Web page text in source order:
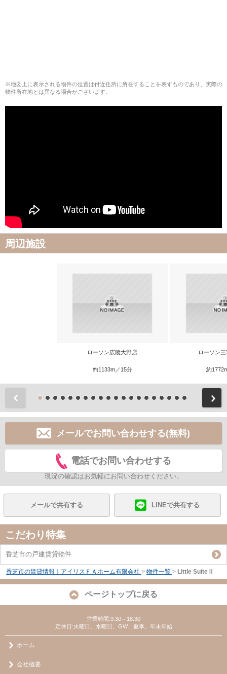
※地図上に表示される物件の位置は付近住所に所在することを表すものであり、実際の
物件所在地とは異なる場合がございます。
周辺施設
ローソン広陵大野店
約1133m／15分
ローソン
約
メールでお問い合わせする(無料)
電話でお問い合わせする
現況の確認はお気軽にお問い合わせください。
メールで共有する LINEで共有する
こだわり特集
香芝市の戸建賃貸物件
香芝市の賃貸情報｜アイリスＦＡホーム有限会社 > 物件一覧 > Little SuiteⅡ
ページトップに戻る
営業時間:9:30～18:30
定休日:火曜日、水曜日、GW、夏季、年末年始
ホーム
会社概要